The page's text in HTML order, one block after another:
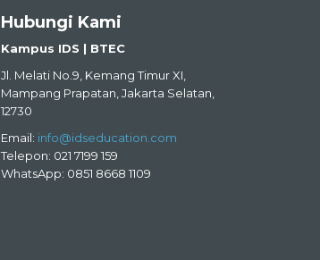
Hubungi Kami
Kampus IDS | BTEC
Jl. Melati No.9, Kemang Timur XI,
Mampang Prapatan, Jakarta Selatan,
12730
Email: info@idseducation.com
Telepon: 021 7199 159
WhatsApp: 0851 8668 1109